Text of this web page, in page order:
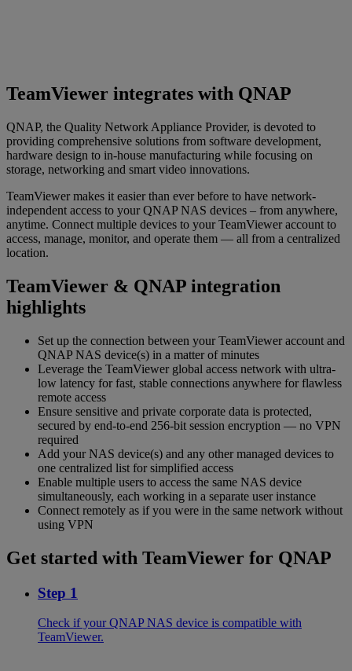
TeamViewer integrates with QNAP
QNAP, the Quality Network Appliance Provider, is devoted to
providing comprehensive solutions from software development,
hardware design to in-house manufacturing while focusing on
storage, networking and smart video innovations.
TeamViewer makes it easier than ever before to have network-
independent access to your QNAP NAS devices – from anywhere,
anytime. Connect multiple devices to your TeamViewer account to
access, manage, monitor, and operate them — all from a centralized
location.
TeamViewer & QNAP integration
highlights
Set up the connection between your TeamViewer account and
QNAP NAS device(s) in a matter of minutes
Leverage the TeamViewer global access network with ultra-
low latency for fast, stable connections anywhere for flawless
remote access
Ensure sensitive and private corporate data is protected,
secured by end-to-end 256-bit session encryption — no VPN
required
Add your NAS device(s) and any other managed devices to
one centralized list for simplified access
Enable multiple users to access the same NAS device
simultaneously, each working in a separate user instance
Connect remotely as if you were in the same network without
using VPN
Get started with TeamViewer for QNAP
Step 1
Check if your QNAP NAS device is compatible with
TeamViewer.